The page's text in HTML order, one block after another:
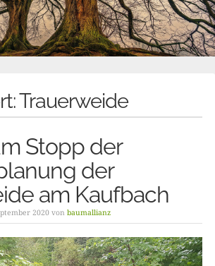
Trauerweide
Stopp der
der
am Kaufbach
2020 von baumallianz